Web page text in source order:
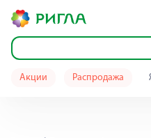
Акции Распродажа